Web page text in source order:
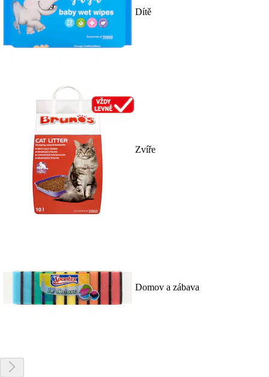
Dítě
Zvíře
Domov a zábava